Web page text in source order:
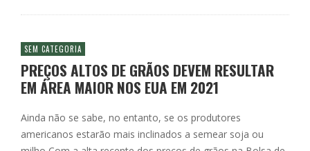
SEM CATEGORIA
PREÇOS ALTOS DE GRÃOS DEVEM RESULTAR
EM ÁREA MAIOR NOS EUA EM 2021
Ainda não se sabe, no entanto, se os produtores
americanos estarão mais inclinados a semear soja ou